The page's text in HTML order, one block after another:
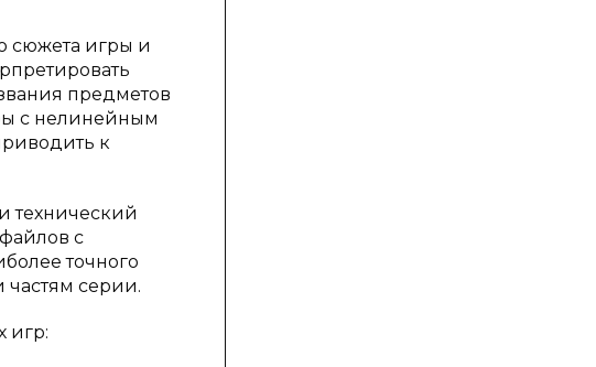
сюжета игры и
предметов
с нелинейным
к
технический
с
точного
частям серии.
игр: